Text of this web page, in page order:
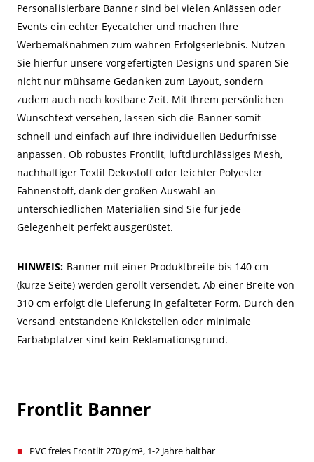
Personalisierbare Banner sind bei vielen Anlässen oder
Events ein echter Eyecatcher und machen Ihre
Werbemaßnahmen zum wahren Erfolgserlebnis. Nutzen
Sie hierfür unsere vorgefertigten Designs und sparen Sie
nicht nur mühsame Gedanken zum Layout, sondern
zudem auch noch kostbare Zeit. Mit Ihrem persönlichen
Wunschtext versehen, lassen sich die Banner somit
schnell und einfach auf Ihre individuellen Bedürfnisse
anpassen. Ob robustes Frontlit, luftdurchlässiges Mesh,
nachhaltiger Textil Dekostoff oder leichter Polyester
Fahnenstoff, dank der großen Auswahl an
unterschiedlichen Materialien sind Sie für jede
Gelegenheit perfekt ausgerüstet.
HINWEIS: Banner mit einer Produktbreite bis 140 cm
(kurze Seite) werden gerollt versendet. Ab einer Breite von
310 cm erfolgt die Lieferung in gefalteter Form. Durch den
Versand entstandene Knickstellen oder minimale
Farbabplatzer sind kein Reklamationsgrund.
Frontlit Banner
PVC freies Frontlit 270 g/m², 1-2 Jahre haltbar